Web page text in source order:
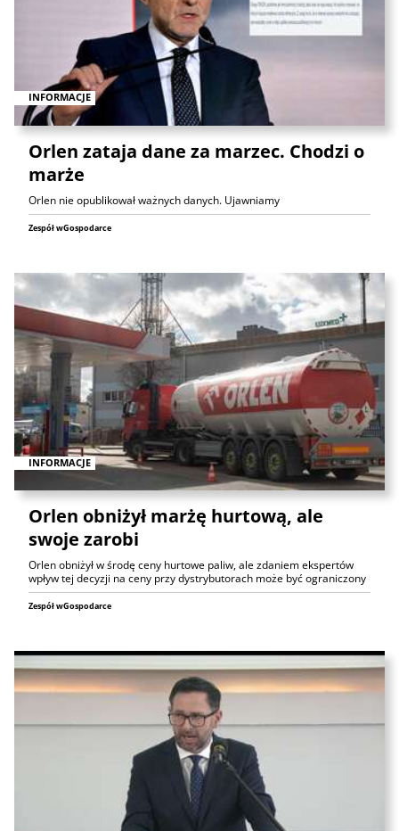
INFORMACJE
Orlen zataja dane za marzec. Chodzi o
marże
Orlen nie opublikował ważnych danych. Ujawniamy
Zespół wGospodarce
INFORMACJE
Orlen obniżył marżę hurtową, ale
swoje zarobi
Orlen obniżył w środę ceny hurtowe paliw, ale zdaniem ekspertów
wpływ tej decyzji na ceny przy dystrybutorach może być ograniczony
Zespół wGospodarce